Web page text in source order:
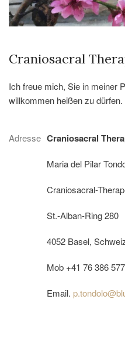
Craniosacral
Ich freue mich, Sie in meiner
willkommen heißen zu dürfen.
Adresse Craniosacral
Maria del Pilar
Craniosacral-
St.-Alban-Ring 280
4052 Basel,
Mob +41 76 386
Email.